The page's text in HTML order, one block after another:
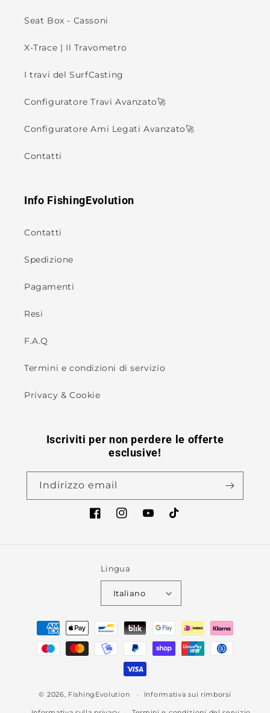
Seat Box - Cassoni
X-Trace | Il Travometro
I travi del SurfCasting
Configuratore Travi Avanzato🚀
Configuratore Ami Legati Avanzato🚀
Contatti
Info FishingEvolution
Contatti
Spedizione
Pagamenti
Resi
F.A.Q
Termini e condizioni di servizio
Privacy & Cookie
Iscriviti per non perdere le offerte
esclusive!
Indirizzo email
FacebookInstagramYouTubeTikTok
Lingua
Italiano
Metodi
pagamento
© 2026, FishingEvolution Informativa sui rimborsi